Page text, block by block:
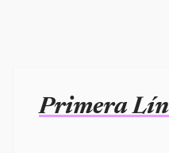
Primera